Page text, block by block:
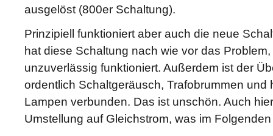
ausgelöst (800er Schaltung).
Prinzipiell funktioniert aber auch die neue
hat diese Schaltung nach wie vor das
unzuverlässig funktioniert. Außerdem ist der
ordentlich Schaltgeräusch, Trafobrummen und
Lampen verbunden. Das ist unschön. Auch
Umstellung auf Gleichstrom, was im